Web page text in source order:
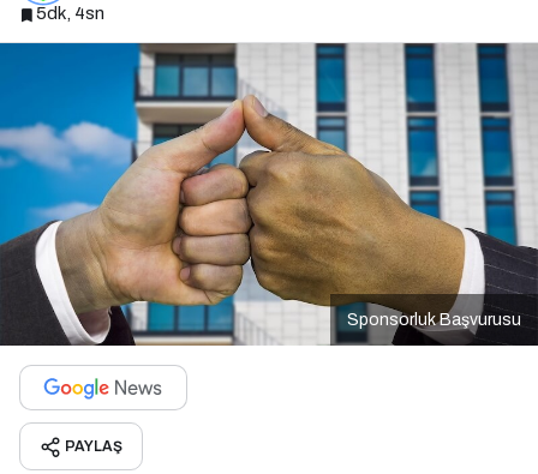
5dk, 4sn
Sponsorluk Başvurusu
PAYLAŞ